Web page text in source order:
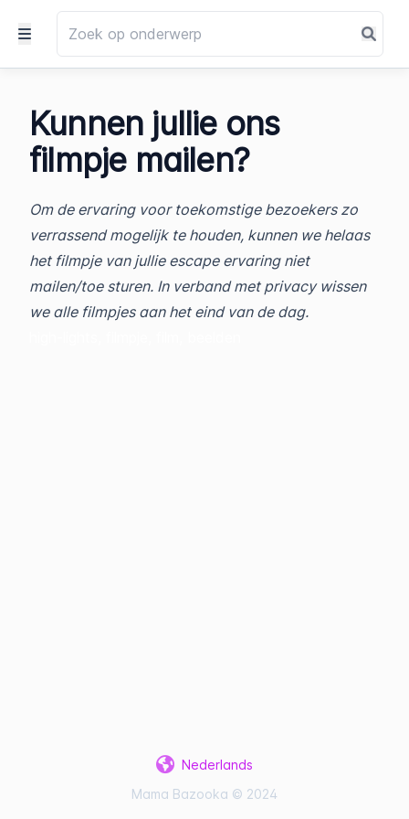
Kunnen jullie ons
filmpje mailen?
Om de ervaring voor toekomstige bezoekers zo
verrassend mogelijk te houden, kunnen we helaas
het filmpje van jullie escape ervaring niet
mailen/toe sturen. In verband met privacy wissen
we alle filmpjes aan het eind van de dag.
Nederlands
Mama Bazooka © 2024